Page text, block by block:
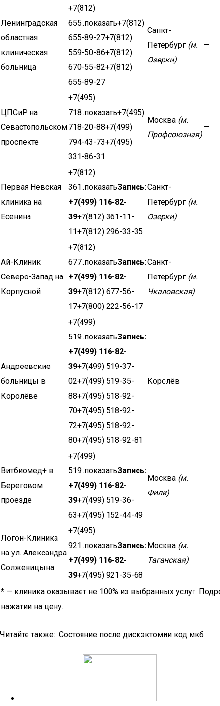
Ленинградская
областная
клиническая
больница
+7(812)
655..показать+7(812)
655-89-27+7(812)
559-50-86+7(812)
670-55-82+7(812)
655-89-27
Санкт-
Петербург (м.
Озерки)
—
ЦПСиР на
Севастопольском
проспекте
+7(495)
718..показать+7(495)
718-20-88+7(499)
794-43-73+7(495)
331-86-31
Москва (м.
Профсоюзная)
—
Первая Невская
клиника на
Есенина
+7(812)
361..показатьЗапись:
+7(499) 116-82-
39+7(812) 361-11-
11+7(812) 296-33-35
Санкт-
Петербург (м.
Озерки)
Ай-Клиник
Северо-Запад на
Корпусной
+7(812)
677..показатьЗапись:
+7(499) 116-82-
39+7(812) 677-56-
17+7(800) 222-56-17
Санкт-
Петербург (м.
Чкаловская)
Андреевские
больницы в
Королёве
+7(499)
519..показатьЗапись:
+7(499) 116-82-
39+7(499) 519-37-
02+7(499) 519-35-
88+7(495) 518-92-
70+7(495) 518-92-
72+7(495) 518-92-
80+7(495) 518-92-81
Королёв
Витбиомед+ в
Береговом
проезде
+7(499)
519..показатьЗапись:
+7(499) 116-82-
39+7(499) 519-36-
63+7(495) 152-44-49
Москва (м.
Фили)
Логон-Клиника
на ул. Александра
Солженицына
+7(495)
921..показатьЗапись:
+7(499) 116-82-
39+7(495) 921-35-68
Москва (м.
Таганская)
* — клиника оказывает не 100% из выбранных услуг.
нажатии на цену.
Читайте также: Состояние после дискэктомии код мкб